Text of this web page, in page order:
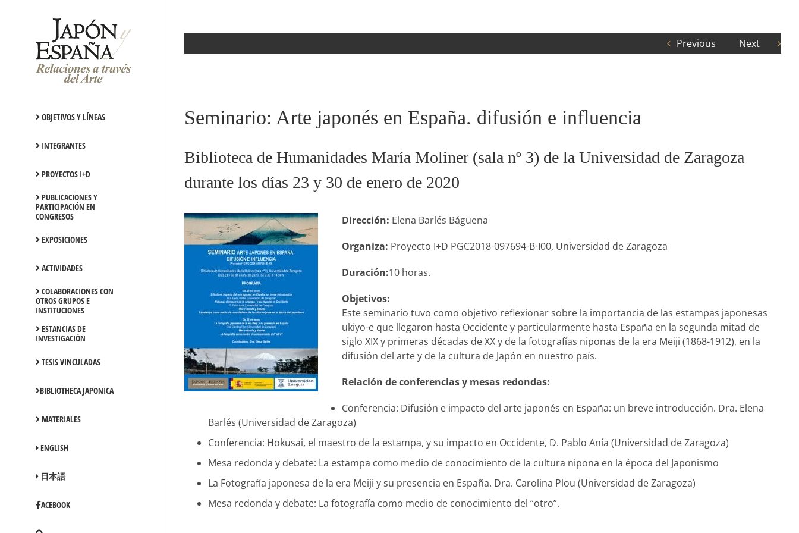
OBJETIVOS Y LÍNEAS
INTEGRANTES
PROYECTOS I+D
PUBLICACIONES Y
PARTICIPACIÓN EN
CONGRESOS
EXPOSICIONES
ACTIVIDADES
COLABORACIONES CON
OTROS GRUPOS E
INSTITUCIONES
ESTANCIAS DE
INVESTIGACIÓN
TESIS VINCULADAS
BIBLIOTHECA JAPONICA
MATERIALES
ENGLISH
日本語
ACEBOOK
Previous Next
Seminario: Arte japonés en España. difusión e influencia
Biblioteca de Humanidades María Moliner (sala nº 3) de la Universidad de Zaragoza
durante los días 23 y 30 de enero de 2020
Dirección: Elena Barlés Báguena
Organiza: Proyecto I+D PGC2018-097694-B-I00, Universidad de Zaragoza
Duración:10 horas.
Objetivos:
Este seminario tuvo como objetivo reflexionar sobre la importancia de las estampas japonesas
ukiyo-e que llegaron hasta Occidente y particularmente hasta España en la segunda mitad de
siglo XIX y primeras décadas de XX y de la fotografías niponas de la era Meiji (1868-1912), en la
difusión del arte y de la cultura de Japón en nuestro país.
Relación de conferencias y mesas redondas:
Conferencia: Difusión e impacto del arte japonés en España: un breve introducción. Dra. Elena
Barlés (Universidad de Zaragoza)
Conferencia: Hokusai, el maestro de la estampa, y su impacto en Occidente, D. Pablo Anía (Universidad de Zaragoza)
Mesa redonda y debate: La estampa como medio de conocimiento de la cultura nipona en la época del Japonismo
La Fotografía japonesa de la era Meiji y su presencia en España. Dra. Carolina Plou (Universidad de Zaragoza)
Mesa redonda y debate: La fotografía como medio de conocimiento del “otro”.